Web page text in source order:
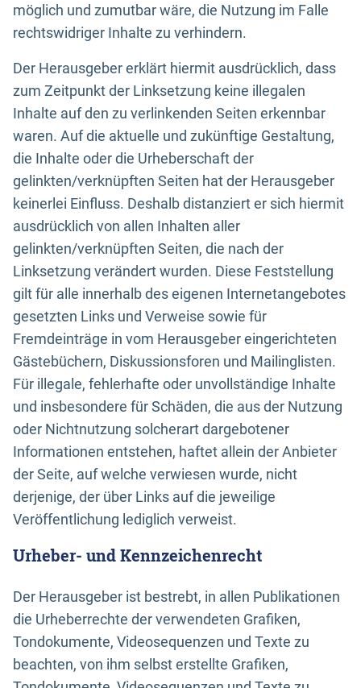
möglich und zumutbar wäre, die Nutzung im Falle
rechtswidriger Inhalte zu verhindern.
Der Herausgeber erklärt hiermit ausdrücklich, dass
zum Zeitpunkt der Linksetzung keine illegalen
Inhalte auf den zu verlinkenden Seiten erkennbar
waren. Auf die aktuelle und zukünftige Gestaltung,
die Inhalte oder die Urheberschaft der
gelinkten/verknüpften Seiten hat der Herausgeber
keinerlei Einfluss. Deshalb distanziert er sich hiermit
ausdrücklich von allen Inhalten aller
gelinkten/verknüpften Seiten, die nach der
Linksetzung verändert wurden. Diese Feststellung
gilt für alle innerhalb des eigenen Internetangebotes
gesetzten Links und Verweise sowie für
Fremdeinträge in vom Herausgeber eingerichteten
Gästebüchern, Diskussionsforen und Mailinglisten.
Für illegale, fehlerhafte oder unvollständige Inhalte
und insbesondere für Schäden, die aus der Nutzung
oder Nichtnutzung solcherart dargebotener
Informationen entstehen, haftet allein der Anbieter
der Seite, auf welche verwiesen wurde, nicht
derjenige, der über Links auf die jeweilige
Veröffentlichung lediglich verweist.
Urheber- und Kennzeichenrecht
Der Herausgeber ist bestrebt, in allen Publikationen
die Urheberrechte der verwendeten Grafiken,
Tondokumente, Videosequenzen und Texte zu
beachten, von ihm selbst erstellte Grafiken,